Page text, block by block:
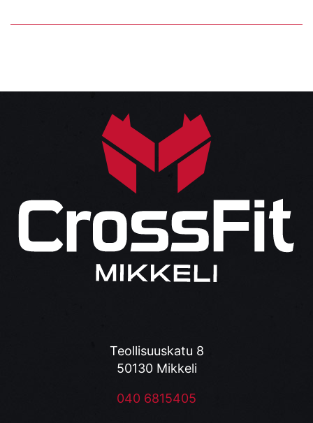
Teollisuuskatu 8
50130 Mikkeli
040 6815405